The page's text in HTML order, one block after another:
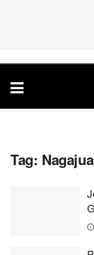
Tag: